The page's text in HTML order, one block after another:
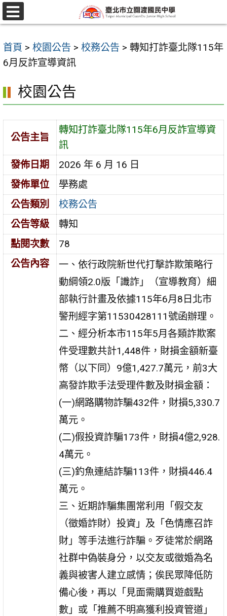
跳
至
要
內
區
選
單
首頁 > 校園公告 > 校務公告 > 轉知打詐臺北隊115年
6月反詐宣導資訊
校園公告
公告主旨
轉知打詐臺北隊115年6月反詐宣導資
訊
發佈日期
2026 年 6 月 16 日
發佈單位
學務處
公告類別
校務公告
公告等級
轉知
點閱次數
78
公告內容
一、依行政院新世代打擊詐欺策略行
動綱領2.0版「識詐」（宣導教育）細
部執行計畫及依據115年6月8日北市
警刑經字第11530428111號函辦理。
二、經分析本市115年5月各類詐欺案
件受理數共計1,448件，財損金額新臺
幣（以下同）9億1,427.7萬元，前3大
高發詐欺手法受理件數及財損金額：
(一)網路購物詐騙432件，財損5,330.7
萬元。
(二)假投資詐騙173件，財損4億2,928.
4萬元。
(三)釣魚連結詐騙113件，財損446.4
萬元。
三、近期詐騙集團常利用「假交友
（徵婚詐財）投資」及「色情應召詐
財」等手法進行詐騙。歹徒常於網路
社群中偽裝身分，以交友或徵婚為名
義與被害人建立感情；俟民眾降低防
備心後，再以「見面需購買遊戲點
數」或「推薦不明高獲利投資管道」